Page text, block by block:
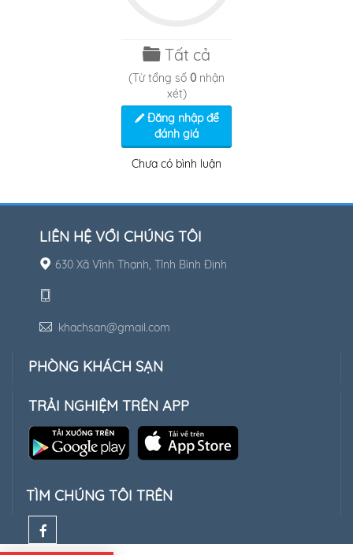
Tất cả
(Từ tổng số 0 nhận
xét)
Đăng nhập để
đánh giá
Chưa có bình luận
LIÊN HỆ VỚI CHÚNG TÔI
630 Xã Vĩnh Thạnh, Tỉnh Bình Định
khachsan@gmail.com
PHÒNG KHÁCH SẠN
TRẢI NGHIỆM TRÊN APP
TÌM CHÚNG TÔI TRÊN